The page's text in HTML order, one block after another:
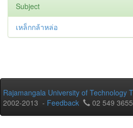
Subject
เหล็กกล้าหล่อ
Rajamangala University of Technology
2002-2013 - Feedback 02 549 3655